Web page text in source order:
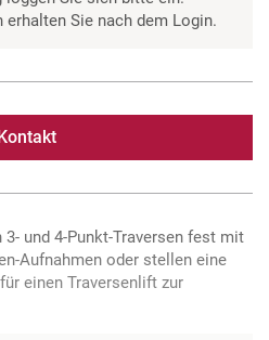
Sie nach dem Login.
Kontakt
und 4-Punkt-Traversen fest mit
Aufnahmen oder stellen eine
einen Traversenlift zur